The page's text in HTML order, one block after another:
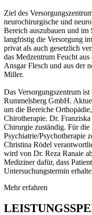
Ziel des
neurochirurgische und
Bereich auszubauen und im
langfristig die Versorgung
privat als auch gesetzlich
das Medzentrum Feucht
Ansgar Flesch und aus der
Miller.
Das Versorgungszentrum
Rummelsberg GmbH.
um die Bereiche
Chirotherapie. Dr.
Chirurgie zuständig. Für
Psychiatrie/Psychotherapie
Christina Rödel
wird von Dr. Reza Ranaie
Mediziner dafür, dass
Untersuchungstermin
Mehr erfahren